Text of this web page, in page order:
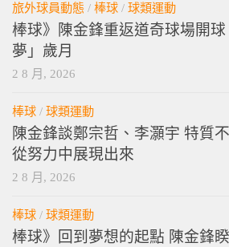
旅外球員動態 / 棒球 / 球類運動
棒球》陳金鋒重返道奇球場開
夢」歲月
2 8 月, 2026
棒球 / 球類運動
陳金鋒談鄭宗哲、李灝宇 特質
從努力中展現出來
2 8 月, 2026
棒球 / 球類運動
棒球》回到夢想的起點 陳金鋒